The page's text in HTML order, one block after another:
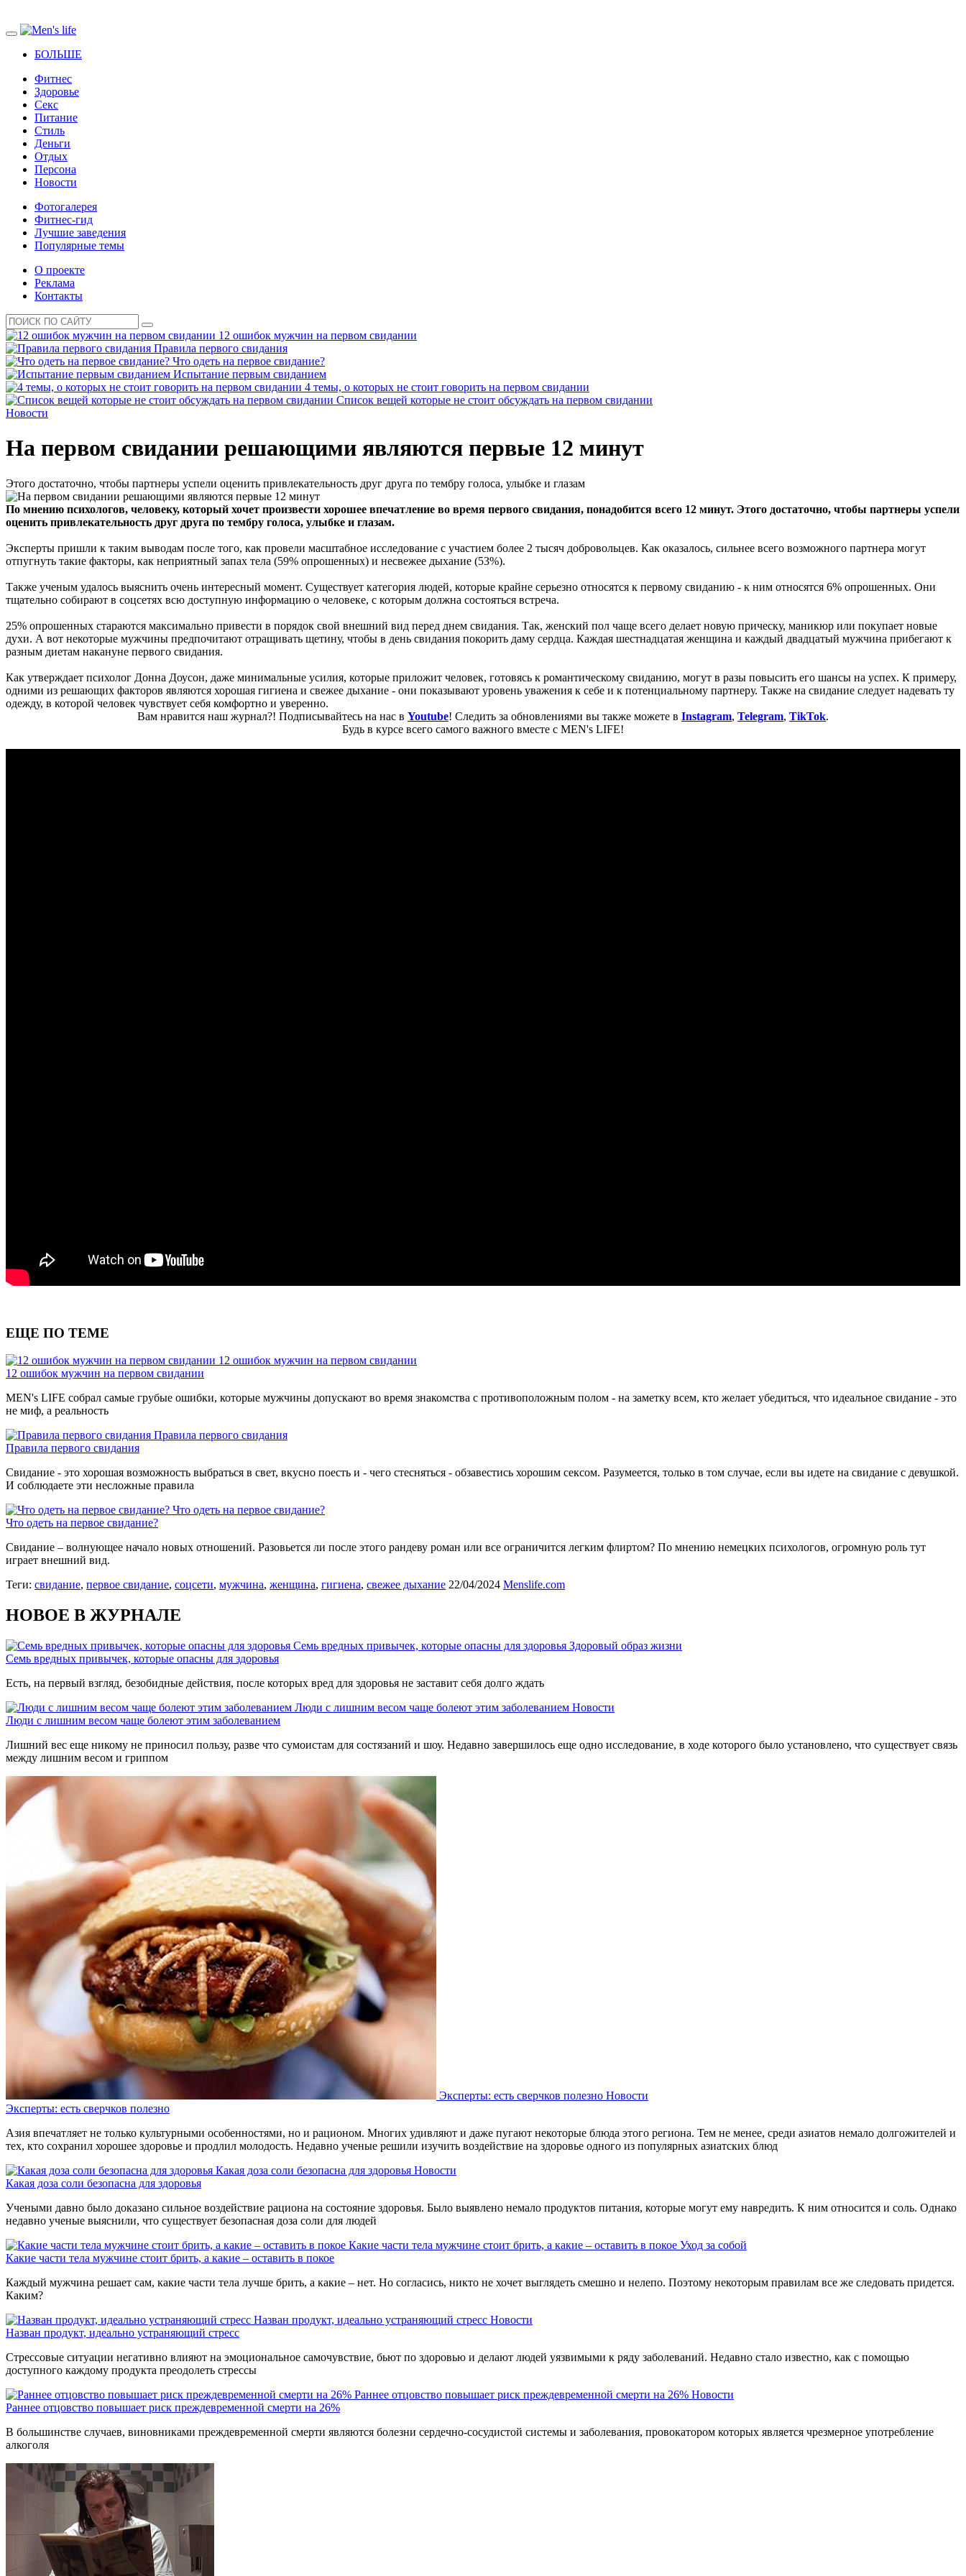
БОЛЬШЕ
Фитнес
Здоровье
Секс
Питание
Стиль
Деньги
Отдых
Персона
Новости
Фотогалерея
Фитнес-гид
Лучшие заведения
Популярные темы
О проекте
Реклама
Контакты
12 ошибок мужчин на первом свидании
Правила первого свидания
Что одеть на первое свидание?
Испытание первым свиданием
4 темы, о которых не стоит говорить на первом свидании
Список вещей которые не стоит обсуждать на первом свидании
Новости
На первом свидании решающими являются первые 12 минут
Этого достаточно, чтобы партнеры успели оценить привлекательность друг друга по тембру голоса, улыбке и глазам
По мнению психологов, человеку, который хочет произвести хорошее впечатление во время первого свидания, понадобится всего 12 минут. Этого достаточно, чтобы партнеры успели
оценить привлекательность друг друга по тембру голоса, улыбке и глазам.
Эксперты пришли к таким выводам после того, как провели масштабное исследование с участием более 2 тысяч добровольцев. Как оказалось, сильнее всего возможного партнера могут
отпугнуть такие факторы, как неприятный запах тела (59% опрошенных) и несвежее дыхание (53%).
Также ученым удалось выяснить очень интересный момент. Существует категория людей, которые крайне серьезно относятся к первому свиданию - к ним относятся 6% опрошенных. Они
тщательно собирают в соцсетях всю доступную информацию о человеке, с которым должна состояться встреча.
25% опрошенных стараются максимально привести в порядок свой внешний вид перед днем свидания. Так, женский пол чаще всего делает новую прическу, маникюр или покупает новые
духи. А вот некоторые мужчины предпочитают отращивать щетину, чтобы в день свидания покорить даму сердца. Каждая шестнадцатая женщина и каждый двадцатый мужчина прибегают к
разным диетам накануне первого свидания.
Как утверждает психолог Донна Доусон, даже минимальные усилия, которые приложит человек, готовясь к романтическому свиданию, могут в разы повысить его шансы на успех. К примеру,
одними из решающих факторов являются хорошая гигиена и свежее дыхание - они показывают уровень уважения к себе и к потенциальному партнеру. Также на свидание следует надевать ту
одежду, в которой человек чувствует себя комфортно и уверенно.
Вам нравится наш журнал?! Подписывайтесь на нас в Youtube! Следить за обновлениями вы также можете в Instagram, Telegram, TikTok.
Будь в курсе всего самого важного вместе с MEN's LIFE!
ЕЩЕ ПО ТЕМЕ
12 ошибок мужчин на первом свидании
12 ошибок мужчин на первом свидании
MEN's LIFE собрал самые грубые ошибки, которые мужчины допускают во время знакомства с противоположным полом - на заметку всем, кто желает убедиться, что идеальное свидание - это
не миф, а реальность
Правила первого свидания
Правила первого свидания
Свидание - это хорошая возможность выбраться в свет, вкусно поесть и - чего стесняться - обзавестись хорошим сексом. Разумеется, только в том случае, если вы идете на свидание с девушкой.
И соблюдаете эти несложные правила
Что одеть на первое свидание?
Что одеть на первое свидание?
Свидание – волнующее начало новых отношений. Разовьется ли после этого рандеву роман или все ограничится легким флиртом? По мнению немецких психологов, огромную роль тут
играет внешний вид.
Теги: свидание, первое свидание, соцсети, мужчина, женщина, гигиена, свежее дыхание 22/04/2024 Menslife.com
НОВОЕ В ЖУРНАЛЕ
Семь вредных привычек, которые опасны для здоровья Здоровый образ жизни
Семь вредных привычек, которые опасны для здоровья
Есть, на первый взгляд, безобидные действия, после которых вред для здоровья не заставит себя долго ждать
Люди с лишним весом чаще болеют этим заболеванием Новости
Люди с лишним весом чаще болеют этим заболеванием
Лишний вес еще никому не приносил пользу, разве что сумоистам для состязаний и шоу. Недавно завершилось еще одно исследование, в ходе которого было установлено, что существует связь
между лишним весом и гриппом
Эксперты: есть сверчков полезно Новости
Эксперты: есть сверчков полезно
Азия впечатляет не только культурными особенностями, но и рационом. Многих удивляют и даже пугают некоторые блюда этого региона. Тем не менее, среди азиатов немало долгожителей и
тех, кто сохранил хорошее здоровье и продлил молодость. Недавно ученые решили изучить воздействие на здоровье одного из популярных азиатских блюд
Какая доза соли безопасна для здоровья Новости
Какая доза соли безопасна для здоровья
Учеными давно было доказано сильное воздействие рациона на состояние здоровья. Было выявлено немало продуктов питания, которые могут ему навредить. К ним относится и соль. Однако
недавно ученые выяснили, что существует безопасная доза соли для людей
Какие части тела мужчине стоит брить, а какие – оставить в покое Уход за собой
Какие части тела мужчине стоит брить, а какие – оставить в покое
Каждый мужчина решает сам, какие части тела лучше брить, а какие – нет. Но согласись, никто не хочет выглядеть смешно и нелепо. Поэтому некоторым правилам все же следовать придется.
Каким?
Назван продукт, идеально устраняющий стресс Новости
Назван продукт, идеально устраняющий стресс
Стрессовые ситуации негативно влияют на эмоциональное самочувствие, бьют по здоровью и делают людей уязвимыми к ряду заболеваний. Недавно стало известно, как с помощью
доступного каждому продукта преодолеть стрессы
Раннее отцовство повышает риск преждевременной смерти на 26% Новости
Раннее отцовство повышает риск преждевременной смерти на 26%
В большинстве случаев, виновниками преждевременной смерти являются болезни сердечно-сосудистой системы и заболевания, провокатором которых является чрезмерное употребление
алкоголя